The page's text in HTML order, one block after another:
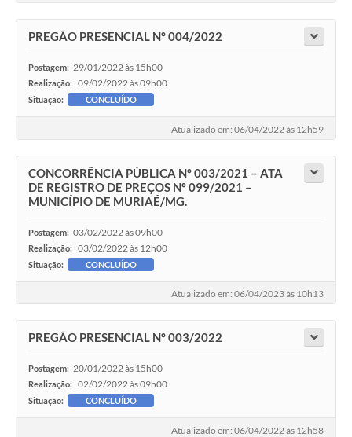
PREGÃO PRESENCIAL Nº 004/2022
Postagem: 29/01/2022 às 15h00
Realização: 09/02/2022 às 09h00
Situação: CONCLUÍDO
Atualizado em: 06/04/2022 às 12h59
CONCORRÊNCIA PÚBLICA Nº 003/2021 – ATA
DE REGISTRO DE PREÇOS Nº 099/2021 –
MUNICÍPIO DE MURIAÉ/MG.
Postagem: 03/02/2022 às 09h00
Realização: 03/02/2022 às 12h00
Situação: CONCLUÍDO
Atualizado em: 06/04/2023 às 10h13
PREGÃO PRESENCIAL Nº 003/2022
Postagem: 20/01/2022 às 15h00
Realização: 02/02/2022 às 09h00
Situação: CONCLUÍDO
Atualizado em: 06/04/2022 às 12h58